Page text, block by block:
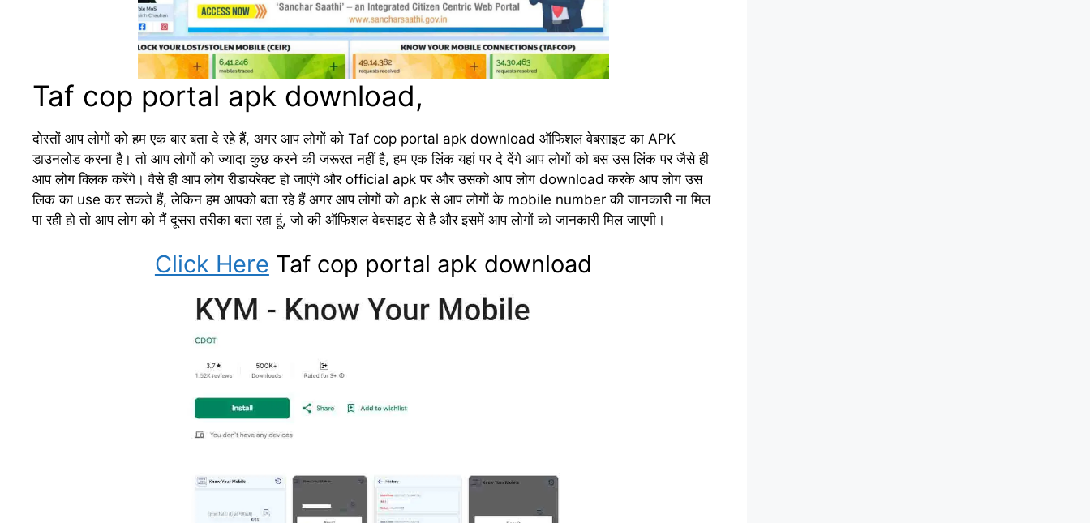
Taf cop portal apk download,
दोस्तों आप लोगों को हम एक बार बता दे रहे हैं, अगर आप लोगों को Taf cop portal apk download ऑफिशल वेबसाइट का APK
डाउनलोड करना है। तो आप लोगों को ज्यादा कुछ करने की जरूरत नहीं है, हम एक लिंक यहां पर दे देंगे आप लोगों को बस उस लिंक पर जैसे ही
आप लोग क्लिक करेंगे। वैसे ही आप लोग रीडायरेक्ट हो जाएंगे और official apk पर और उसको आप लोग download करके आप लोग उस
लिक का use कर सकते हैं, लेकिन हम आपको बता रहे हैं अगर आप लोगों को apk से आप लोगों के mobile number की जानकारी ना मिल
पा रही हो तो आप लोग को मैं दूसरा तरीका बता रहा हूं, जो की ऑफिशल वेबसाइट से है और इसमें आप लोगों को जानकारी मिल जाएगी।
Click Here Taf cop portal apk download